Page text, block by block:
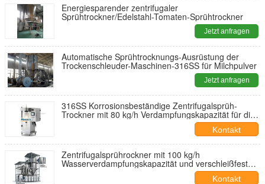
Energiesparender zentrifugaler
Sprühtrockner/Edelstahl-Tomaten-Sprühtrockner
Jetzt anfragen
Automatische Sprühtrocknungs-Ausrüstung der
Trockenschleuder-Maschinen-316SS für Milchpulver
Jetzt anfragen
316SS Korrosionsbeständige Zentrifugalsprüh-
Trockner mit 80 kg/h Verdampfungskapazität für die
Verarbeitung von Säure-Lauge-Lösungen
Kontakt
Zentrifugalsprührockner mit 100 kg/h
Wasserverdampfungskapazität und verschleißfestem
Design für die Verarbeitung von Aluminiumoxid-
Kontakt